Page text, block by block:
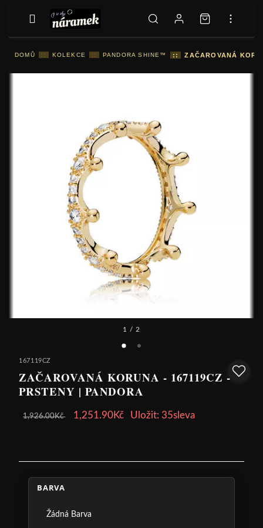
DOMŮ :: KOLEKCE :: PANDORA SHINE™ :: ZAČAROVANÁ
1 / 2
167119CZ
ZAČAROVANÁ KORUNA - 167119CZ -
PRSTENY | PANDORA
1,926.00Kč 1,251.90Kč Uložit: 35sleva
BARVA
Žádná Barva